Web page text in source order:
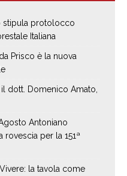
stipula protolocco
Italiana
Prisco è la nuova
dott. Domenico Amato,
Antoniano
rovescia per la 151ª
la tavola come